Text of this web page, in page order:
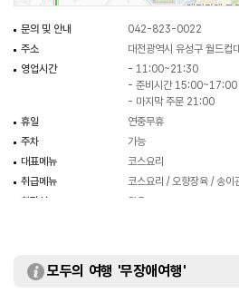
문의 및 안내
042-823-0022
주소
대전광역시 유성구 월드컵
영업시간
- 11:00~21:30
- 준비시간 15:00~17:00
- 마지막 주문 21:00
휴일
연중무휴
주차
가능
대표메뉴
코스요리
취급메뉴
코스요리 / 오향장육 / 송이
화장실
있음
모두의 여행 '무장애여행'